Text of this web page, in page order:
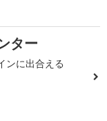
ター
ンに出合える